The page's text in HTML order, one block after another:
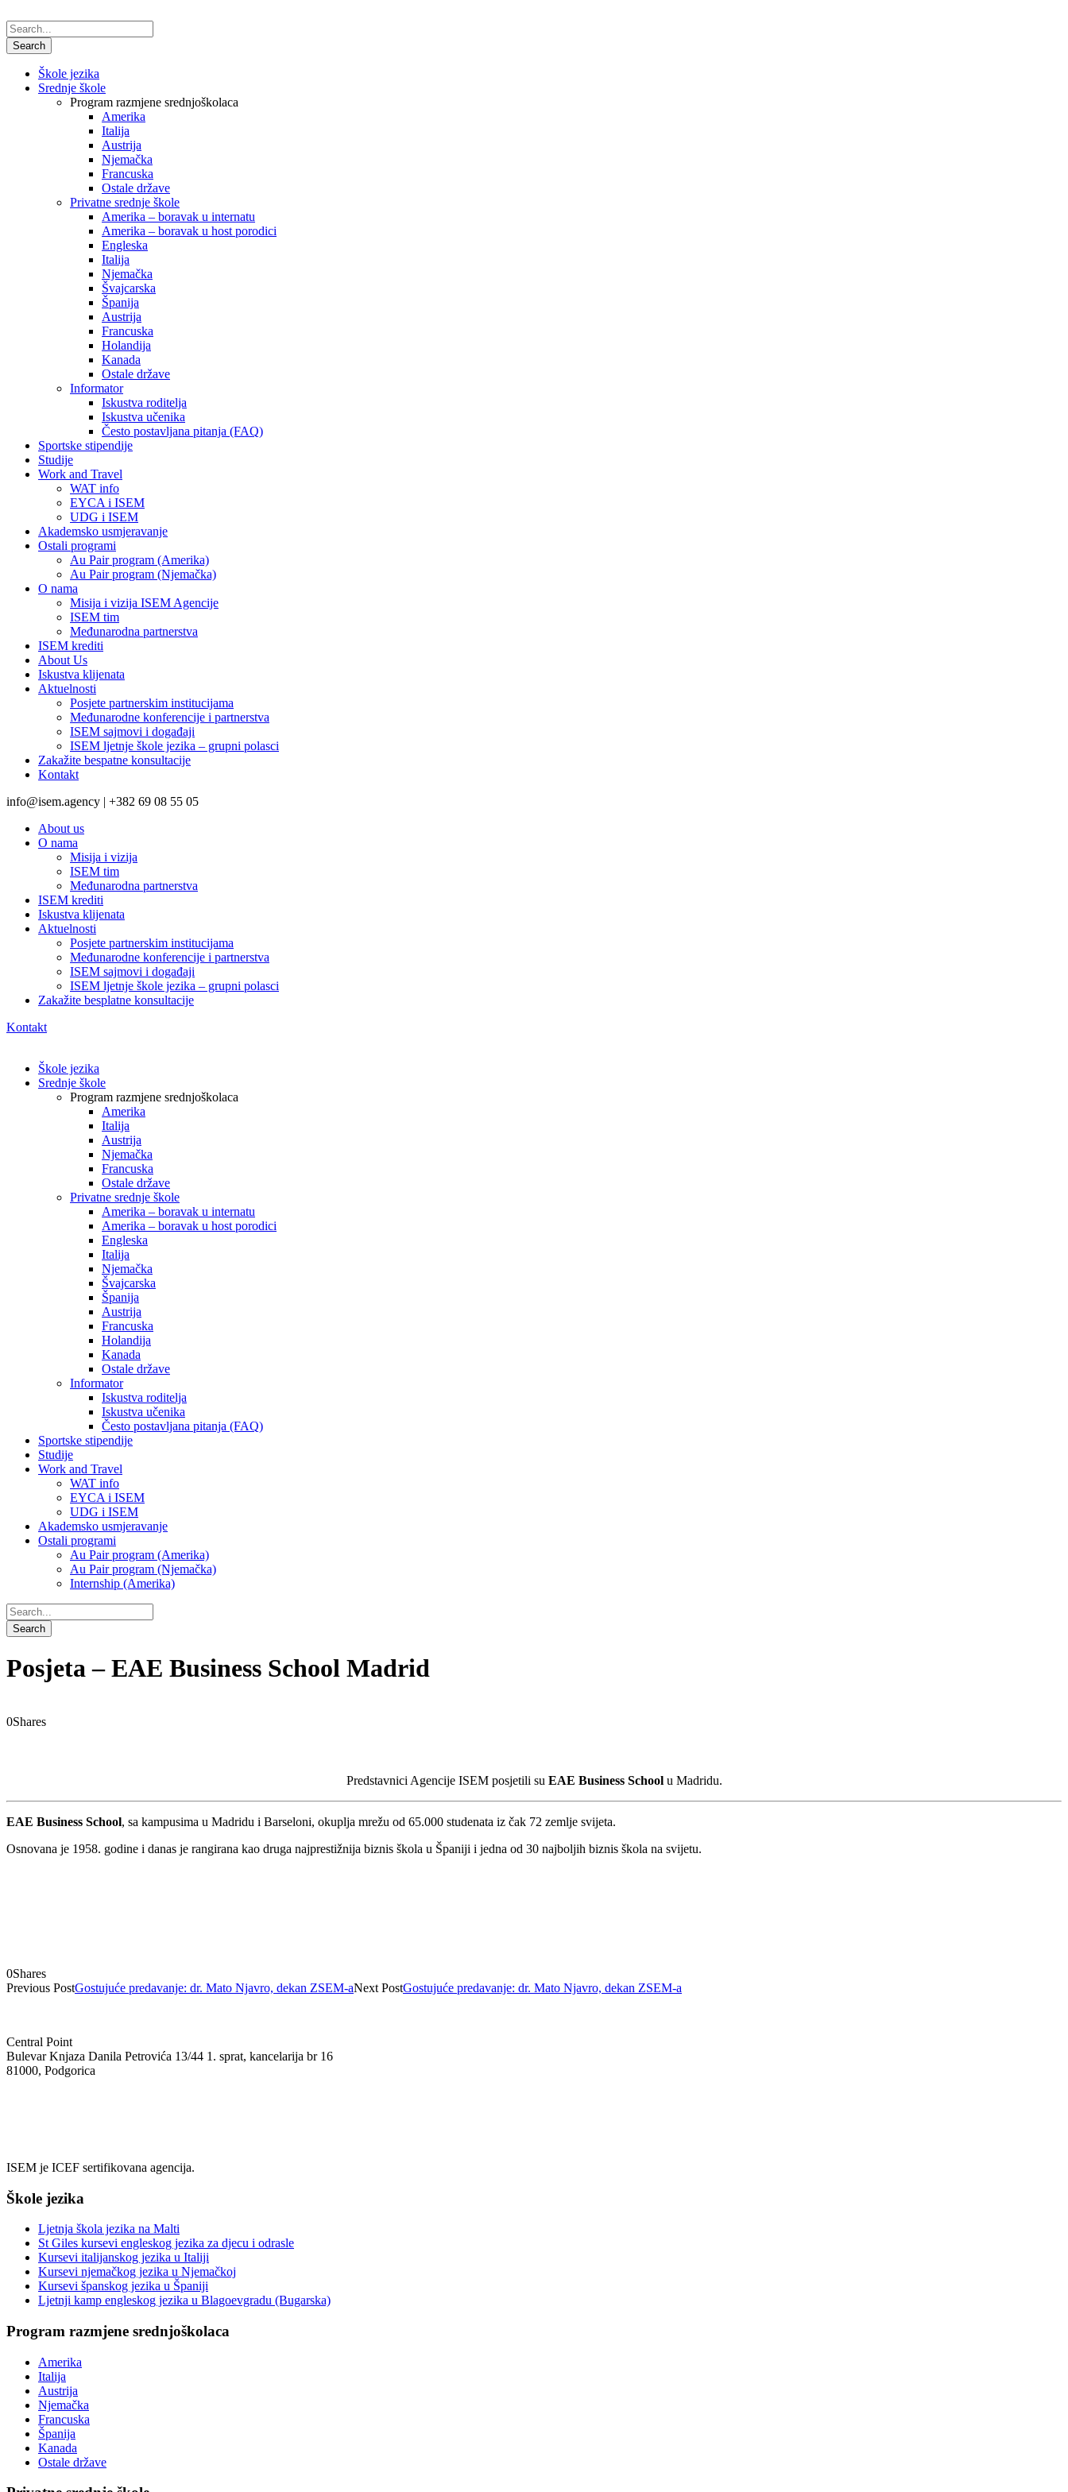
Škole jezika
Srednje škole
Program razmjene srednjoškolaca
Amerika
Italija
Austrija
Njemačka
Francuska
Ostale države
Privatne srednje škole
Amerika – boravak u internatu
Amerika – boravak u host porodici
Engleska
Italija
Njemačka
Švajcarska
Španija
Austrija
Francuska
Holandija
Kanada
Ostale države
Informator
Iskustva roditelja
Iskustva učenika
Često postavljana pitanja (FAQ)
Sportske stipendije
Studije
Work and Travel
WAT info
EYCA i ISEM
UDG i ISEM
Akademsko usmjeravanje
Ostali programi
Au Pair program (Amerika)
Au Pair program (Njemačka)
O nama
Misija i vizija ISEM Agencije
ISEM tim
Međunarodna partnerstva
ISEM krediti
About Us
Iskustva klijenata
Aktuelnosti
Posjete partnerskim institucijama
Međunarodne konferencije i partnerstva
ISEM sajmovi i događaji
ISEM ljetnje škole jezika – grupni polasci
Zakažite bespatne konsultacije
Kontakt
info@isem.agency | +382 69 08 55 05
About us
O nama
Misija i vizija
ISEM tim
Međunarodna partnerstva
ISEM krediti
Iskustva klijenata
Aktuelnosti
Posjete partnerskim institucijama
Međunarodne konferencije i partnerstva
ISEM sajmovi i događaji
ISEM ljetnje škole jezika – grupni polasci
Zakažite besplatne konsultacije
Kontakt
Škole jezika
Srednje škole
Program razmjene srednjoškolaca
Amerika
Italija
Austrija
Njemačka
Francuska
Ostale države
Privatne srednje škole
Amerika – boravak u internatu
Amerika – boravak u host porodici
Engleska
Italija
Njemačka
Švajcarska
Španija
Austrija
Francuska
Holandija
Kanada
Ostale države
Informator
Iskustva roditelja
Iskustva učenika
Često postavljana pitanja (FAQ)
Sportske stipendije
Studije
Work and Travel
WAT info
EYCA i ISEM
UDG i ISEM
Akademsko usmjeravanje
Ostali programi
Au Pair program (Amerika)
Au Pair program (Njemačka)
Internship (Amerika)
Posjeta – EAE Business School Madrid
0Shares
Predstavnici Agencije ISEM posjetili su EAE Business Schoolu Madridu.
EAE Business School, sa kampusima u Madridu i Barseloni, okuplja mrežu od 65.000 studenata iz čak 72 zemlje svijeta.
Osnovana je 1958. godine i danas je rangirana kao druga najprestižnija biznis škola u Španiji i jedna od 30 najboljih biznis škola na svijetu.
0Shares
Previous PostGostujuće predavanje: dr. Mato Njavro, dekan ZSEM-aNext PostGostujuće predavanje: dr. Mato Njavro, dekan ZSEM-a
Central Point
Bulevar Knjaza Danila Petrovića 13/44 1. sprat, kancelarija br 16
81000, Podgorica
ISEM je ICEF sertifikovana agencija.
Škole jezika
Ljetnja škola jezika na Malti
St Giles kursevi engleskog jezika za djecu i odrasle
Kursevi italijanskog jezika u Italiji
Kursevi njemačkog jezika u Njemačkoj
Kursevi španskog jezika u Španiji
Ljetnji kamp engleskog jezika u Blagoevgradu (Bugarska)
Program razmjene srednjoškolaca
Amerika
Italija
Austrija
Njemačka
Francuska
Španija
Kanada
Ostale države